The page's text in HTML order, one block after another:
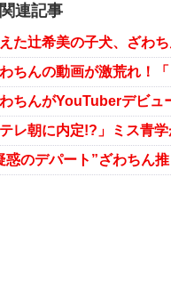
関連記事